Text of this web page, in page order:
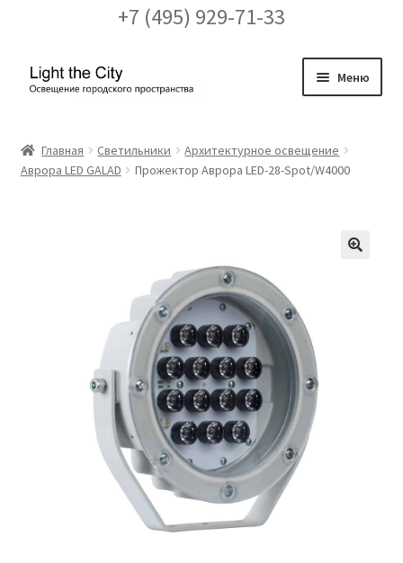
+7 (495) 929-71-33
Перейти
Перейти
Меню
FAQ про кронштейны
Заказ проекта освещения
Маркировка опор «Opora engineering»
Главная Светильники
Архитектурное освещение
Аврора LED GALAD
Прожектор Аврора LED-28-Spot/W4000